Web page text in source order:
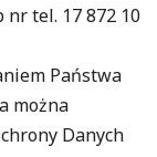
nr tel. 17 872 10
Państwa
można
Danych